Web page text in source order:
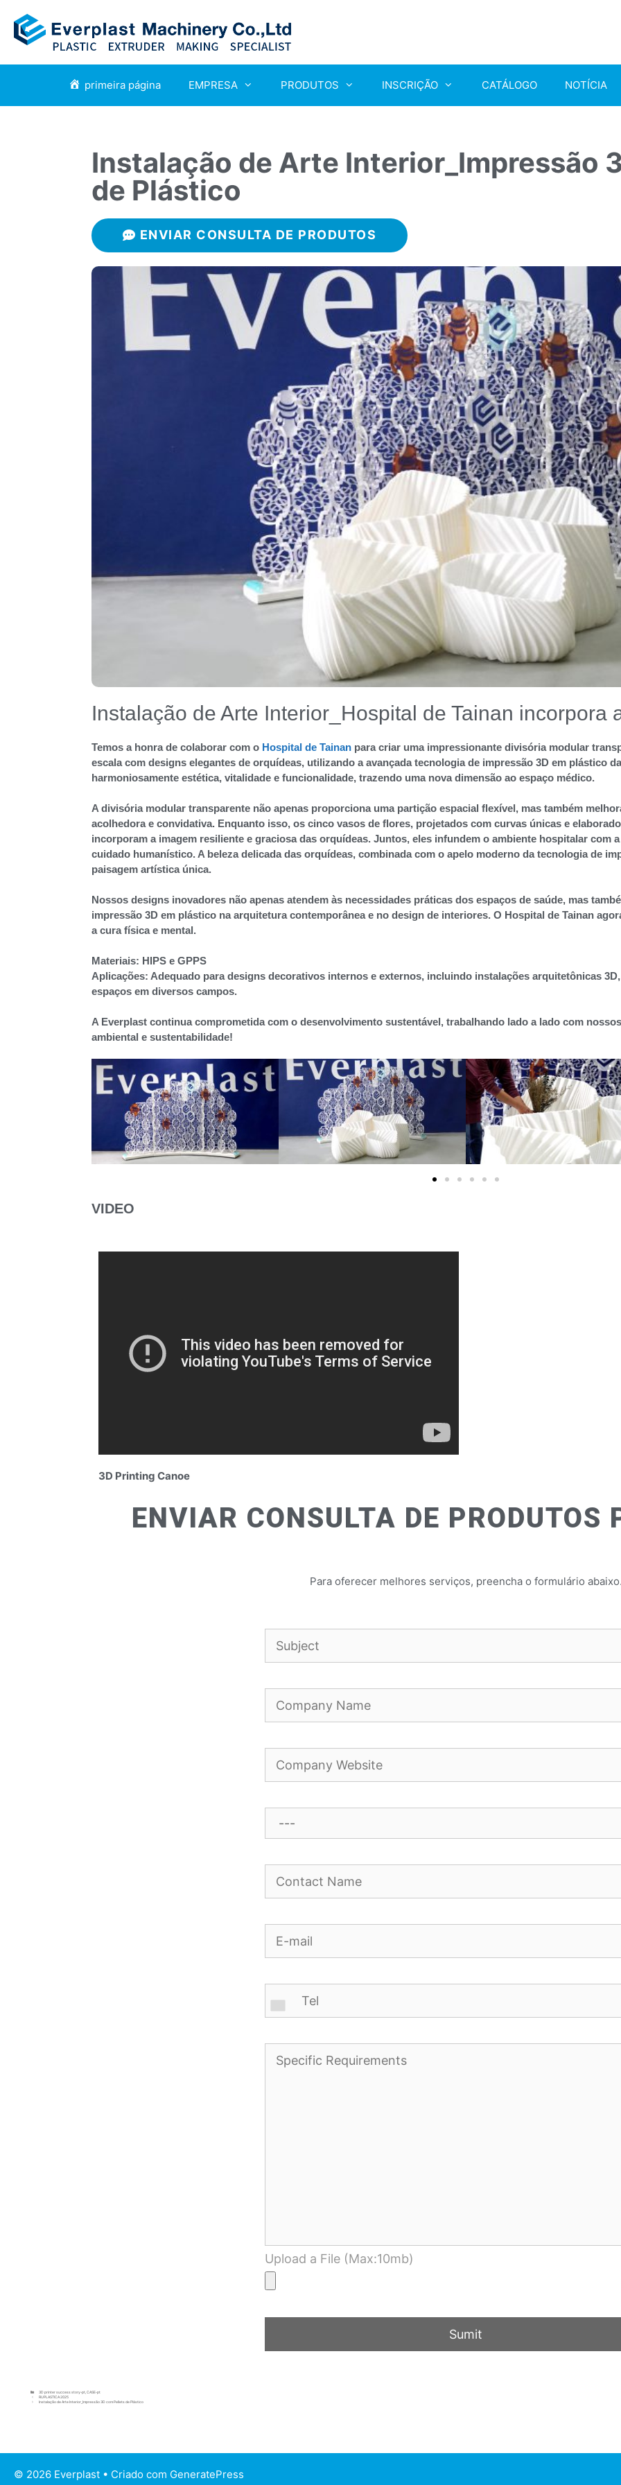
primeira página EMPRESA PRODUTOS INSCRIÇÃO CATÁLOGO NOTÍCIA
Instalação de Arte Interior_Impressão
de Plástico
ENVIAR CONSULTA DE PRODUTOS
Instalação de Arte Interior_Hospital de Tainan incorpora
Temos a honra de colaborar com o Hospital de Tainan para criar uma impressionante divisória modular
escala com designs elegantes de orquídeas, utilizando a avançada tecnologia de impressão 3D em plástico
harmoniosamente estética, vitalidade e funcionalidade, trazendo uma nova dimensão ao espaço médico.
A divisória modular transparente não apenas proporciona uma partição espacial flexível, mas também
acolhedora e convidativa. Enquanto isso, os cinco vasos de flores, projetados com curvas únicas e
incorporam a imagem resiliente e graciosa das orquídeas. Juntos, eles infundem o ambiente hospitalar com
cuidado humanístico. A beleza delicada das orquídeas, combinada com o apelo moderno da tecnologia de
paisagem artística única.
Nossos designs inovadores não apenas atendem às necessidades práticas dos espaços de saúde, mas
impressão 3D em plástico na arquitetura contemporânea e no design de interiores. O Hospital de Tainan
a cura física e mental.
Materiais: HIPS e GPPS
Aplicações: Adequado para designs decorativos internos e externos, incluindo instalações arquitetônicas
espaços em diversos campos.
A Everplast continua comprometida com o desenvolvimento sustentável, trabalhando lado a lado com
ambiental e sustentabilidade!
VIDEO
3D Printing Canoe
ENVIAR CONSULTA DE PRODUTOS
Para oferecer melhores serviços, preencha o formulário
Upload a File (Max:10mb)
3D printer success story-pt ,CASE-pt
RUPLASTICA 2025
Instalação de Arte Interior_Impressão 3D com Pellets de Plástico
© 2026 Everplast • Criado com GeneratePress